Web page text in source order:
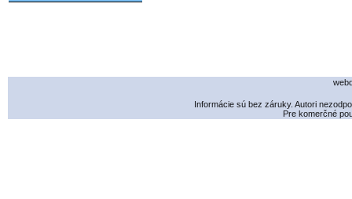
Informácie sú bez záruky. Autori
Pre komerčné